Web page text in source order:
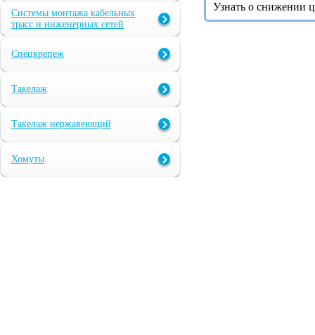
Системы монтажа кабельных
трасс и инженерных сетей
Спецкрепеж
Такелаж
Такелаж нержавеющий
Хомуты
Узнать о снижении